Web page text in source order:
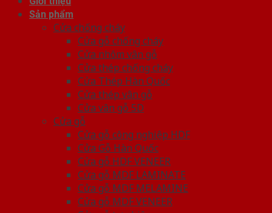
Sản phẩm
Cửa chống cháy
Cửa gỗ chống cháy
Cửa nhôm vân gỗ
Cửa thép chống cháy
Cửa Thép Hàn Quốc
Cửa thép vân gỗ
Cửa vân gỗ 5D
Cửa gỗ
Cửa gỗ công nghiệp HDF
Cửa Gỗ Hàn Quốc
Cửa gỗ HDF VENEER
Cửa gỗ MDF LAMINATE
Cửa gỗ MDF MELAMINE
Cửa gỗ MDF VENEER